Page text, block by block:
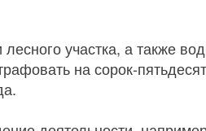
участка, а также
на сорок-